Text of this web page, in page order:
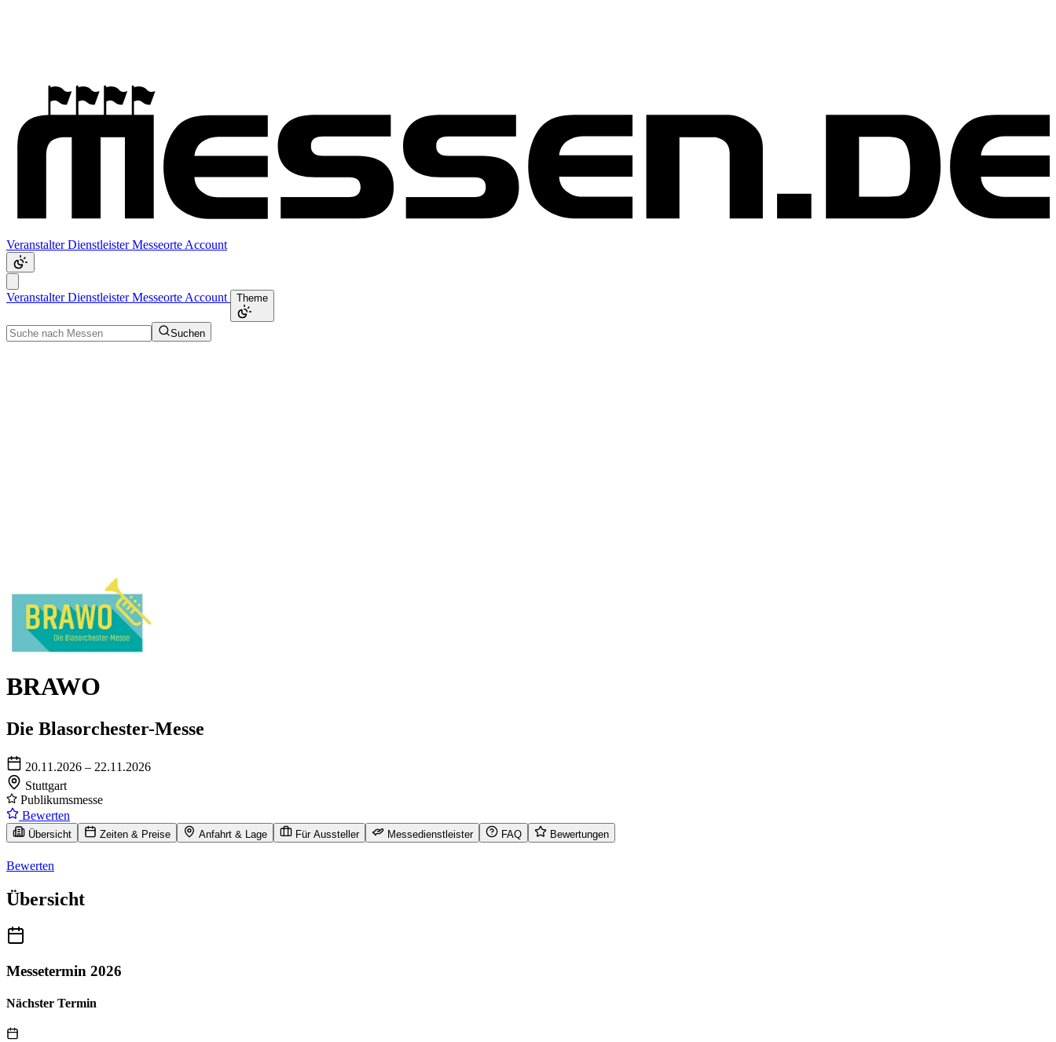
VeranstalterDienstleisterMesseorte Account
VeranstalterDienstleisterMesseorte Account Theme
Suchen
BRAWO
Die Blasorchester-Messe
20.11.2026 – 22.11.2026
Stuttgart
Publikumsmesse
Bewerten
Übersicht Zeiten & Preise Anfahrt & Lage Für Aussteller Messedienstleister FAQ Bewertungen
Bewerten
Übersicht
Messetermin 2026
Nächster Termin